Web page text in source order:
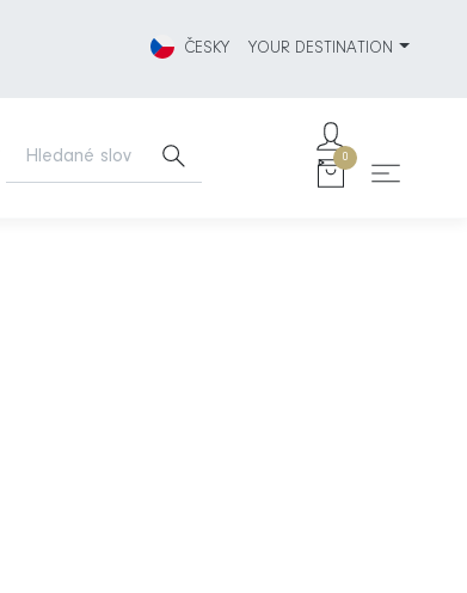
ČESKY YOUR DESTINATION
0